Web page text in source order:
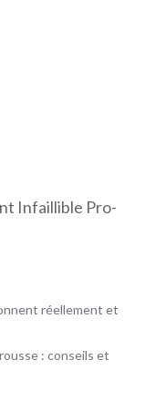
Infaillible Pro-
réellement et
: conseils et